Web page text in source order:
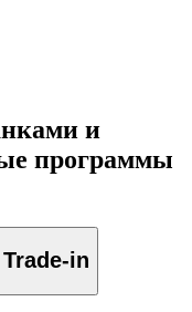
и
программы
Trade-in